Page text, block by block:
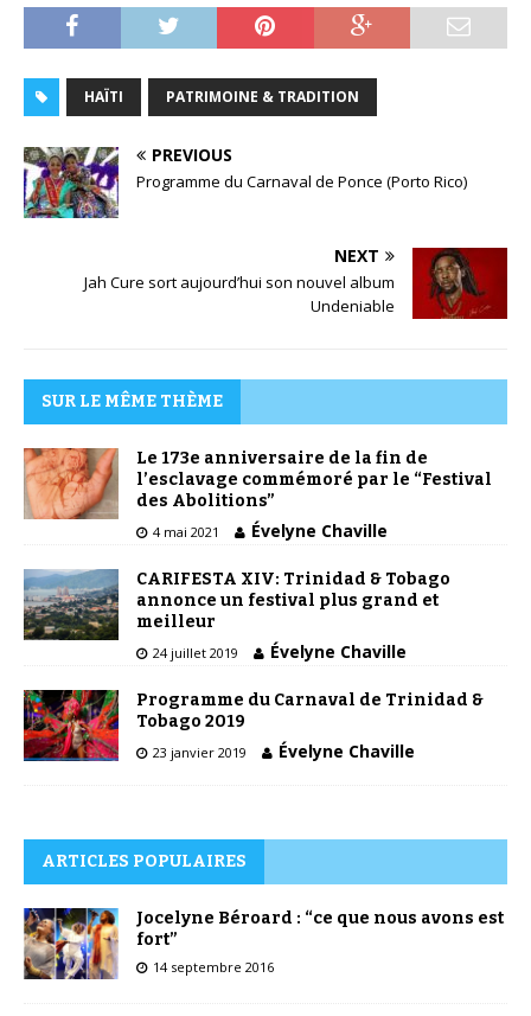
HAÏTI PATRIMOINE & TRADITION
PREVIOUS
Programme du Carnaval de Ponce (Porto Rico)
NEXT
Jah Cure sort aujourd’hui son nouvel album
Undeniable
SUR LE MÊME THÈME
Le 173e anniversaire de la fin de
l’esclavage commémoré par le “Festival
des Abolitions”
4 mai 2021 Évelyne Chaville
CARIFESTA XIV: Trinidad & Tobago
annonce un festival plus grand et
meilleur
24 juillet 2019 Évelyne Chaville
Programme du Carnaval de Trinidad &
Tobago 2019
23 janvier 2019 Évelyne Chaville
ARTICLES POPULAIRES
Jocelyne Béroard : “ce que nous avons est
fort”
14 septembre 2016